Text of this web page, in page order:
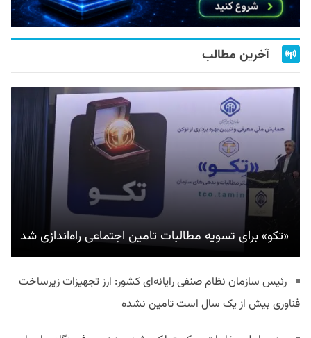
آخرین مطالب
«تکو» برای تسویه مطالبات تامین اجتماعی راه‌اندازی شد
رئیس سازمان نظام صنفی رایانه‌ای کشور: ارز تجهیزات زیرساخت
فناوری بیش از یک سال است تامین نشده